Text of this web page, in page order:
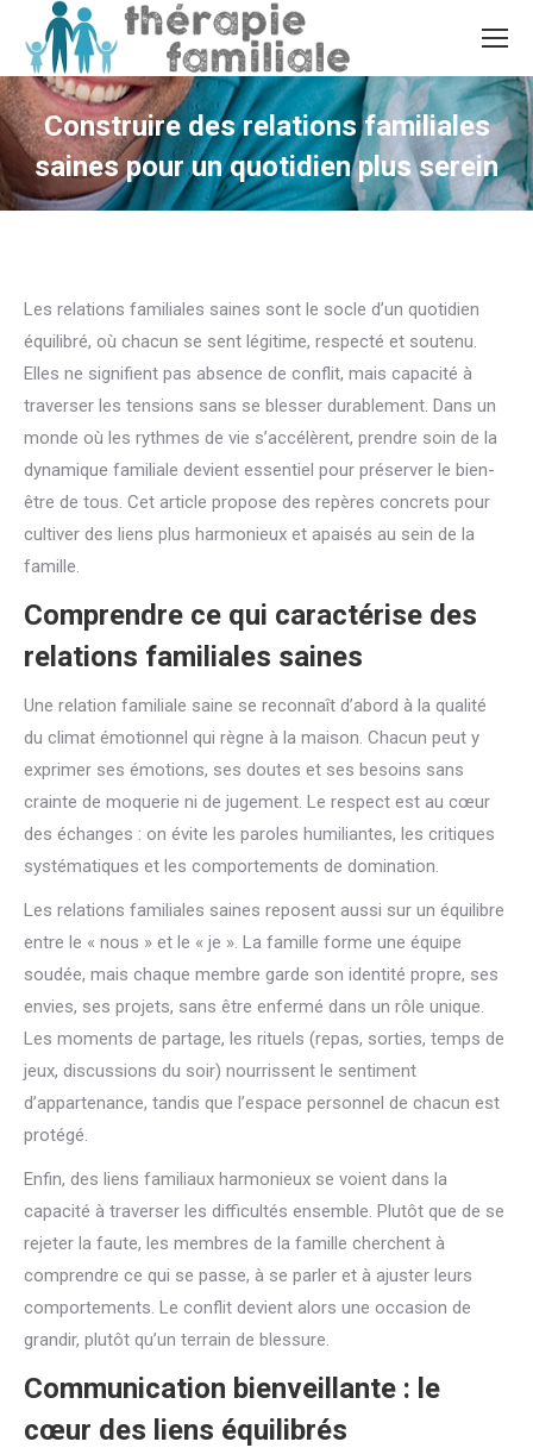
Construire des relations familiales
saines pour un quotidien plus serein
Vous êtes ici :
Les relations familiales saines sont le socle d’un quotidien
équilibré, où chacun se sent légitime, respecté et soutenu.
Elles ne signifient pas absence de conflit, mais capacité à
traverser les tensions sans se blesser durablement. Dans un
monde où les rythmes de vie s’accélèrent, prendre soin de la
dynamique familiale devient essentiel pour préserver le bien-
être de tous. Cet article propose des repères concrets pour
cultiver des liens plus harmonieux et apaisés au sein de la
famille.
Comprendre ce qui caractérise des
relations familiales saines
Une relation familiale saine se reconnaît d’abord à la qualité
du climat émotionnel qui règne à la maison. Chacun peut y
exprimer ses émotions, ses doutes et ses besoins sans
crainte de moquerie ni de jugement. Le respect est au cœur
des échanges : on évite les paroles humiliantes, les critiques
systématiques et les comportements de domination.
Les relations familiales saines reposent aussi sur un équilibre
entre le « nous » et le « je ». La famille forme une équipe
soudée, mais chaque membre garde son identité propre, ses
envies, ses projets, sans être enfermé dans un rôle unique.
Les moments de partage, les rituels (repas, sorties, temps de
jeux, discussions du soir) nourrissent le sentiment
d’appartenance, tandis que l’espace personnel de chacun est
protégé.
Enfin, des liens familiaux harmonieux se voient dans la
capacité à traverser les difficultés ensemble. Plutôt que de se
rejeter la faute, les membres de la famille cherchent à
comprendre ce qui se passe, à se parler et à ajuster leurs
comportements. Le conflit devient alors une occasion de
grandir, plutôt qu’un terrain de blessure.
Communication bienveillante : le
cœur des liens équilibrés